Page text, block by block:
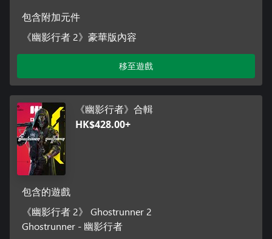
包含附加元件
《幽影行者 2》豪華版內容
移至遊戲
《幽影行者》合輯
HK$428.00+
包含的遊戲
《幽影行者 2》 Ghostrunner 2
Ghostrunner - 幽影行者